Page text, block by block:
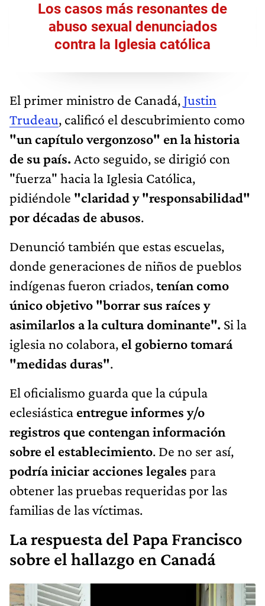
Los casos más resonantes de
abuso sexual denunciados
contra la Iglesia católica
El primer ministro de Canadá, Justin
Trudeau, calificó el descubrimiento como
"un capítulo vergonzoso" en la historia
de su país. Acto seguido, se dirigió con
"fuerza" hacia la Iglesia Católica,
pidiéndole "claridad y "responsabilidad"
por décadas de abusos.
Denunció también que estas escuelas,
donde generaciones de niños de pueblos
indígenas fueron criados,tenían como
único objetivo "borrar sus raíces y
asimilarlos a la cultura dominante". Si la
iglesia no colabora, el gobierno tomará
"medidas duras".
El oficialismo guarda que la cúpula
eclesiástica entregue informes y/o
registros que contengan información
sobre el establecimiento. De no ser así,
podría iniciar acciones legales para
obtener las pruebas requeridas por las
familias de las víctimas.
La respuesta del Papa Francisco
sobre el hallazgo en Canadá